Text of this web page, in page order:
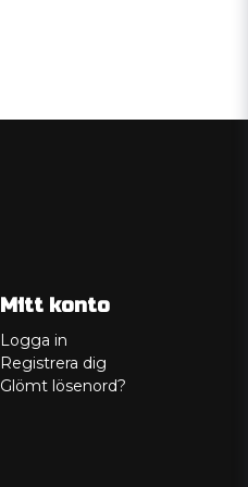
Mitt konto
Logga in
Registrera dig
Glömt lösenord?